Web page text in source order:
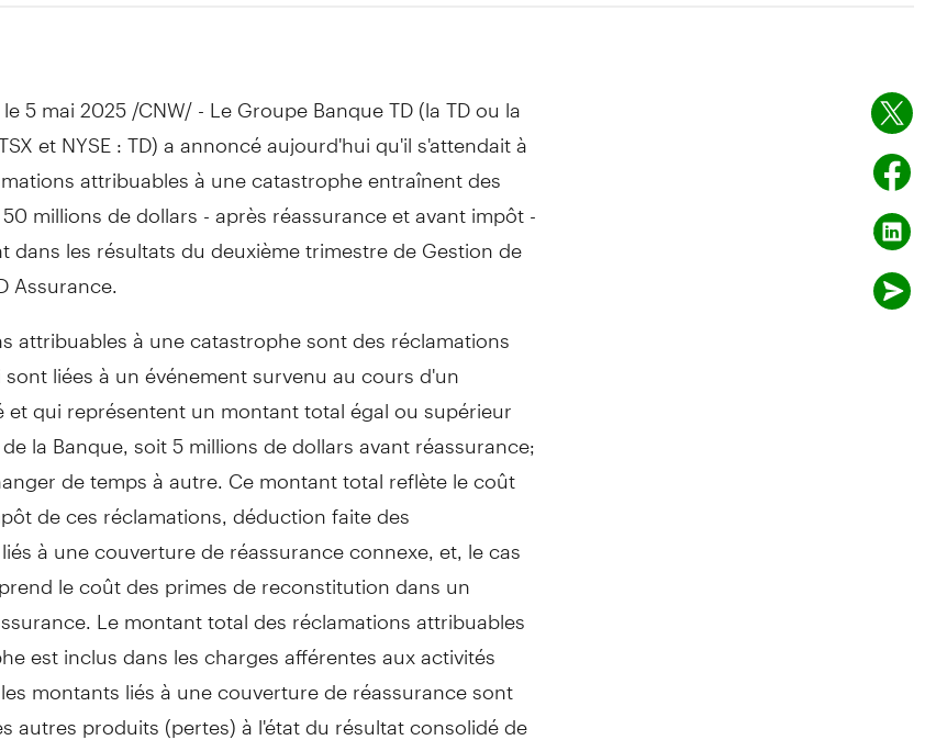
le 5 mai 2025/CNW/ -Le Groupe Banque TD(la TD ou la
et NYSE : TD) a annoncé aujourd'hui qu'il s'attendait à
attribuables à une catastrophe entraînent des
millions de dollars - après réassurance et avant impôt -
dans les résultats du deuxième trimestre deGestion de
Assurance.
attribuables à une catastrophe sont des réclamations
liées à un événement survenu au cours d'un
qui représentent un montant total égal ou supérieur
la Banque, soit 5 millions de dollars avant réassurance;
de temps à autre. Ce montant total reflète le coût
de ces réclamations, déduction faite des
à une couverture de réassurance connexe, et, le cas
le coût des primes de reconstitution dans un
Le montant total des réclamations attribuables
est inclus dans les charges afférentes aux activités
montants liés à une couverture de réassurance sont
autres produits (pertes) à l'état du résultat consolidé de